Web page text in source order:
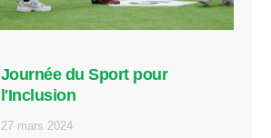
Journée du Sport pour
l'Inclusion
27 mars 2024